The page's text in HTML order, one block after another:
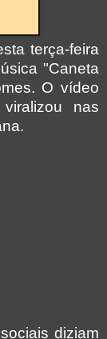
terça-feira
"Caneta
O vídeo
nas
diziam